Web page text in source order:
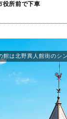
役所前で下車
館は北野異人館街のシ